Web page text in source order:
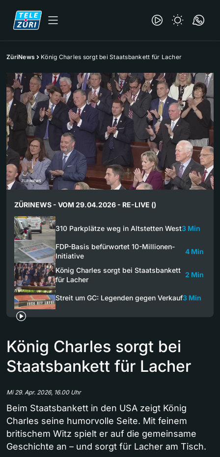
ZüriNews König Charles sorgt bei Staatsbankett für Lacher
ZÜRINEWS - VOM 29.04.2026 - RE-LIVE ()
310 Parkplätze weg in Altstetten West3 Min
FDP-Basis befürwortet 10-Millionen-
Initiative
4 Min
König Charles sorgt bei Staatsbankett
für Lacher
2 Min
Streit um GC: Legenden gegen Verkauf3 Min
König Charles sorgt bei
Staatsbankett für Lacher
Mi 29. Apr. 2026, 16.00 Uhr
Beim Staatsbankett in den USA zeigt König
Charles seine humorvolle Seite. Mit feinem
britischem Witz spielt er auf die gemeinsame
Geschichte an – und sorgt für Lacher am Tisch.